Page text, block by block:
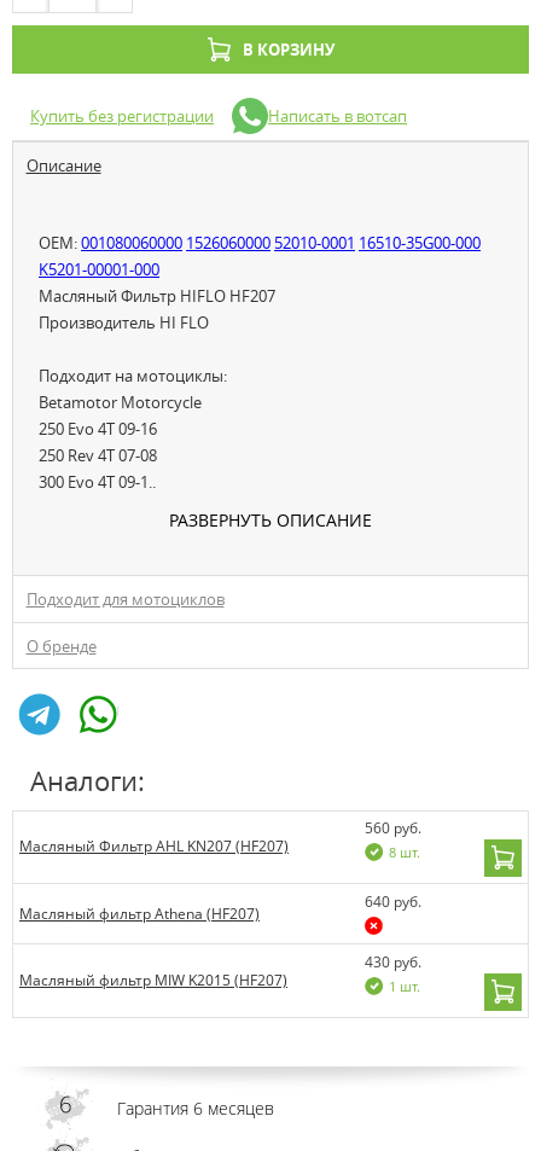
В КОРЗИНУ
Купить без регистрации Написать в вотсап
Описание
OEM:001080060000 1526060000 52010-0001 16510-35G00-000
K5201-00001-000
Масляный Фильтр HIFLO HF207
Производитель HI FLO
Подходит на мотоциклы:
Betamotor Motorcycle
250 Evo 4T 09-16
250 Rev 4T 07-08
300 Evo 4T 09-1..
РАЗВЕРНУТЬ ОПИСАНИЕ
Подходит для мотоциклов
О бренде
Аналоги:
Масляный Фильтр AHL KN207 (HF207)
560 руб.
8 шт.
Масляный фильтр Athena (HF207)
640 руб.
Масляный фильтр MIW K2015 (HF207)
430 руб.
1 шт.
Гарантия 6 месяцев